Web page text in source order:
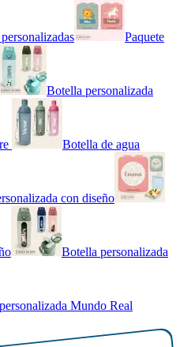
Paquete
Botella personalizada
Botella de agua
con diseño
Botella personalizada
Mundo Real